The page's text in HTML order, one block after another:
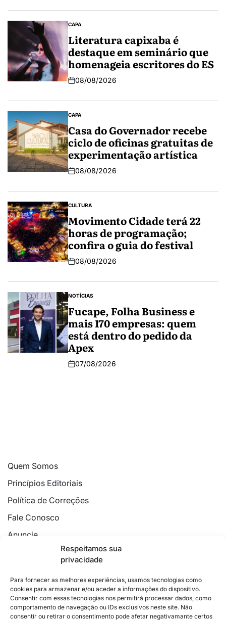
Respeitamos sua
privacidade
Para fornecer as melhores experiências, usamos tecnologias como
cookies para armazenar e/ou aceder a informações do dispositivo.
Consentir com essas tecnologias nos permitirá processar dados, como
comportamento de navegação ou IDs exclusivos neste site. Não
consentir ou retirar o consentimento pode afetar negativamante certos
CAPA
Literatura capixaba é
destaque em seminário que
homenageia escritores do ES
08/08/2026
CAPA
Casa do Governador recebe
ciclo de oficinas gratuitas de
experimentação artística
08/08/2026
CULTURA
Movimento Cidade terá 22
horas de programação;
confira o guia do festival
08/08/2026
NOTÍCIAS
Fucape, Folha Business e
mais 170 empresas: quem
está dentro do pedido da
Apex
07/08/2026
Quem Somos
Princípios Editoriais
Política de Correções
Fale Conosco
Anuncie
Política de Cookies